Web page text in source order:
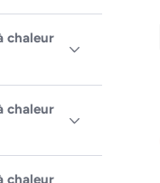
chaleur
chaleur
chaleur